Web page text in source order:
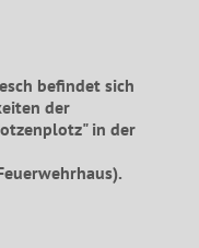
befindet sich
der
in der